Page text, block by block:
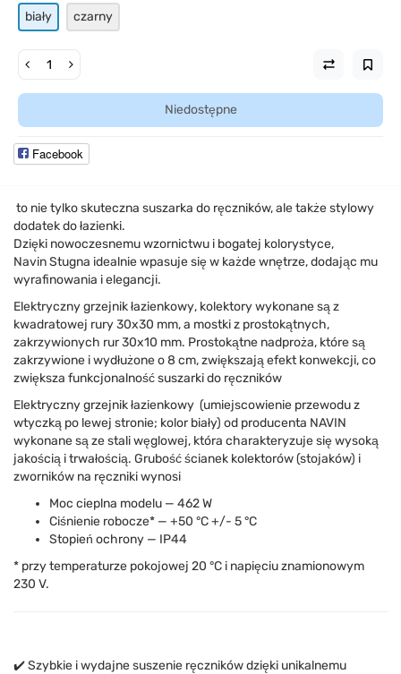
biały czarny
Niedostępne
Facebook
to nie tylko skuteczna suszarka do ręczników, ale także stylowy
dodatek do łazienki.
Dzięki nowoczesnemu wzornictwu i bogatej kolorystyce,
Navin Stugna idealnie wpasuje się w każde wnętrze, dodając mu
wyrafinowania i elegancji.
Elektryczny grzejnik łazienkowy, kolektory wykonane są z
kwadratowej rury 30x30 mm, a mostki z prostokątnych,
zakrzywionych rur 30x10 mm. Prostokątne nadproża, które są
zakrzywione i wydłużone o 8 cm, zwiększają efekt konwekcji, co
zwiększa funkcjonalność suszarki do ręczników
Elektryczny grzejnik łazienkowy (umiejscowienie przewodu z
wtyczką po lewej stronie; kolor biały) od producenta NAVIN
wykonane są ze stali węglowej, która charakteryzuje się wysoką
jakością i trwałością. Grubość ścianek kolektorów (stojaków) i
zworników na ręczniki wynosi
Moc cieplna modelu — 462 W
Ciśnienie robocze* — +50 °C +/- 5 °C
Stopień ochrony — IP44
* przy temperaturze pokojowej 20 °C i napięciu znamionowym
230 V.
✔️ Szybkie i wydajne suszenie ręczników dzięki unikalnemu